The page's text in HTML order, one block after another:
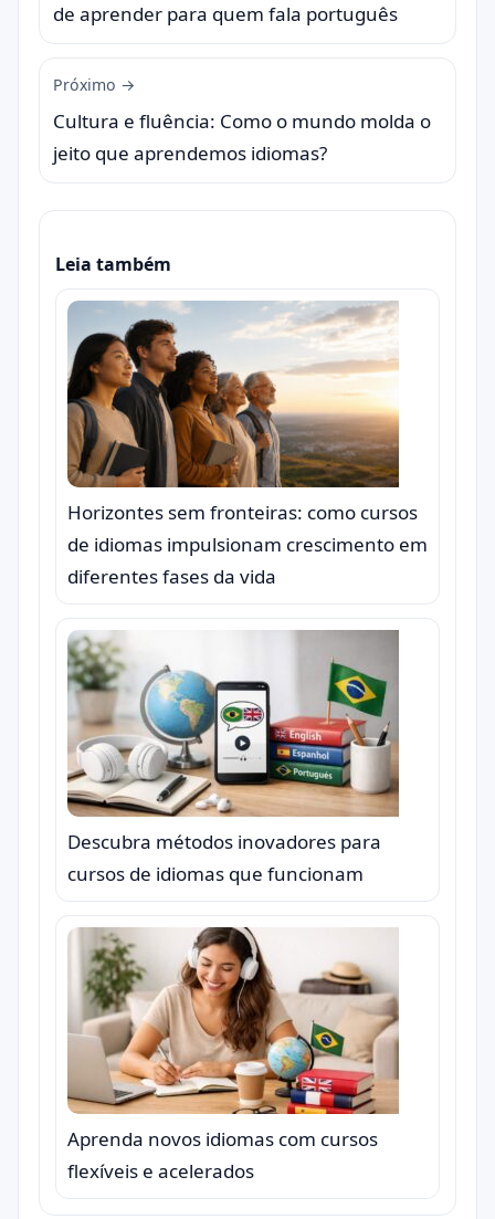
de aprender para quem fala português
Próximo →
Cultura e fluência: Como o mundo molda o
jeito que aprendemos idiomas?
Leia também
Horizontes sem fronteiras: como cursos
de idiomas impulsionam crescimento em
diferentes fases da vida
Descubra métodos inovadores para
cursos de idiomas que funcionam
Aprenda novos idiomas com cursos
flexíveis e acelerados